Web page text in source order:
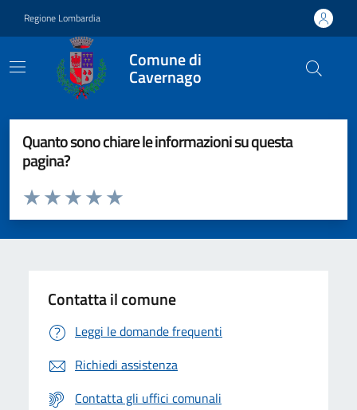
Regione Lombardia
Comune di
Cavernago
Quanto sono chiare le informazioni su questa
pagina?
Valuta da 1 a 5 stelle la pagina
Valuta 5 stelle su 5
Valuta 4 stelle su 5
Valuta 3 stelle su 5
Valuta 2 stelle su 5
Valuta 1 stelle su 5
Contatta il comune
Leggi le domande frequenti
Richiedi assistenza
Contatta gli uffici comunali